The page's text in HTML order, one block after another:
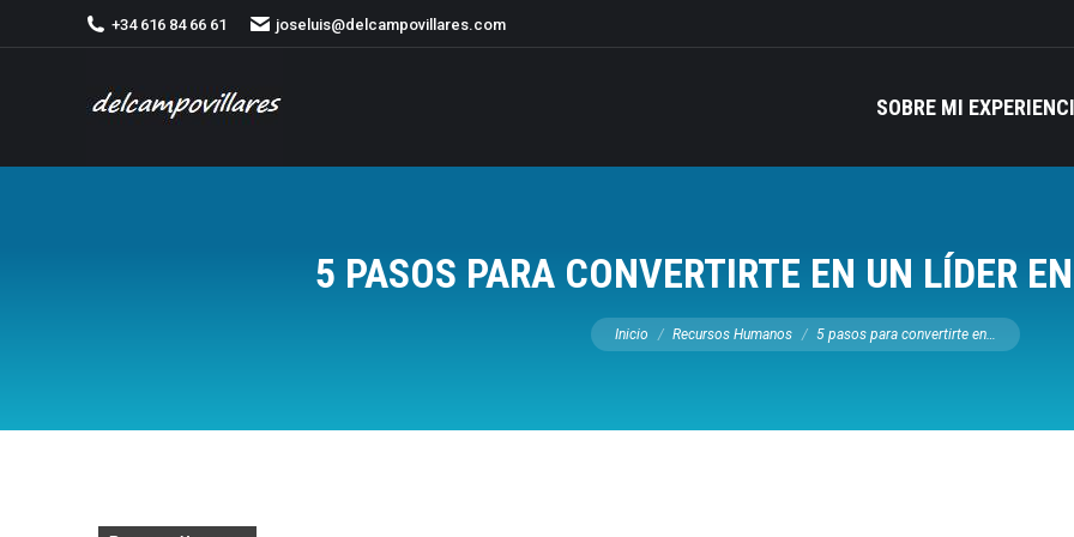
+34 616 84 66 61 joseluis@delcampovillares.com
SOBRE MI
5 PASOS PARA CONVERTIRTE EN UN LÍDER
Estás aquí:
Inicio Recursos Humanos 5 pasos para convertirte en…